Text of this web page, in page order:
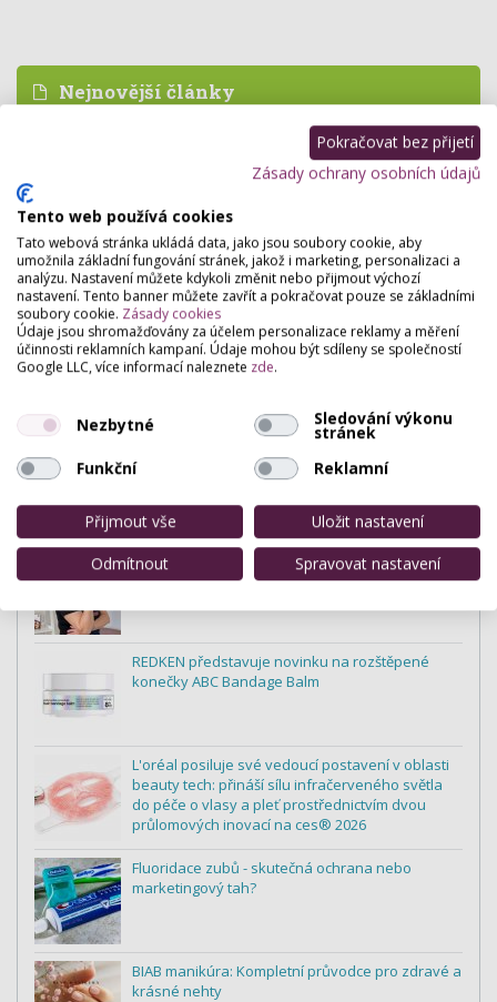
Nejnovější články
Domácí barvení bez katastrof: Jak vybrat
produkt, který nespálí vaše vlasy ani sny?
Konečně projekt pro salony a služby, který vznikl
z reálné praxe
Hladké vlasy. Bez kompromisu.
RevitaLash® Cosmetics uvádí na trh 5v1
bezoplachovou masku a kondicionér na vlasy
Dana Křivánková: „Napřed to zkouším na sobě.
Teprve potom na klientkách."
REDKEN představuje novinku na rozštěpené
konečky ABC Bandage Balm
L'oréal posiluje své vedoucí postavení v oblasti
beauty tech: přináší sílu infračerveného světla
do péče o vlasy a pleť prostřednictvím dvou
průlomových inovací na ces® 2026
Fluoridace zubů - skutečná ochrana nebo
marketingový tah?
BIAB manikúra: Kompletní průvodce pro zdravé a
krásné nehty
Pokračovat bez přijetí
Zásady ochrany osobních údajů
Tento web používá cookies
Tato webová stránka ukládá data, jako jsou soubory cookie, aby
umožnila základní fungování stránek, jakož i marketing, personalizaci a
analýzu. Nastavení můžete kdykoli změnit nebo přijmout výchozí
nastavení. Tento banner můžete zavřít a pokračovat pouze se základními
soubory cookie. Zásady cookies
Údaje jsou shromažďovány za účelem personalizace reklamy a měření
účinnosti reklamních kampaní. Údaje mohou být sdíleny se společností
Google LLC, více informací naleznete zde.
Nezbytné Sledování výkonu
stránek
Funkční
Reklamní
Přijmout vše
Uložit nastavení
Odmítnout
Spravovat nastavení